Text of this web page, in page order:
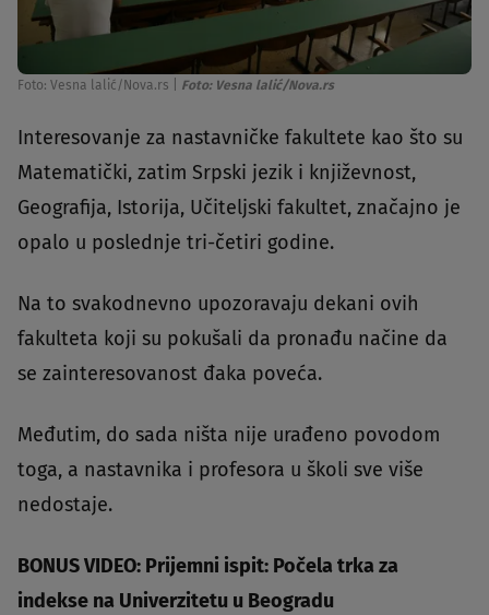
Foto: Vesna lalić/Nova.rs Foto: Vesna lalić/Nova.rs
Interesovanje za nastavničke fakultete kao što su
Matematički, zatim Srpski jezik i književnost,
Geografija, Istorija, Učiteljski fakultet, značajno je
opalo u poslednje tri-četiri godine.
Na to svakodnevno upozoravaju dekani ovih
fakulteta koji su pokušali da pronađu načine da
se zainteresovanost đaka poveća.
Međutim, do sada ništa nije urađeno povodom
toga, a nastavnika i profesora u školi sve više
nedostaje.
BONUS VIDEO: Prijemni ispit: Počela trka za
indekse na Univerzitetu u Beogradu